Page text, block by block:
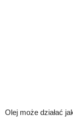
Olej może działać